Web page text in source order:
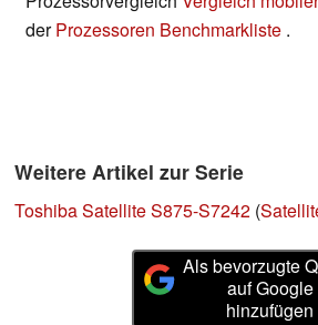
derProzessoren Benchmarkliste .
Weitere Artikel zur Serie
Toshiba Satellite S875-S7242 (
Als bevorzugte
auf Google
hinzufügen